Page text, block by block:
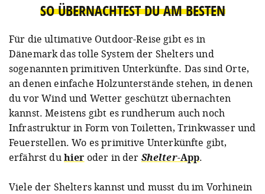
SO ÜBERNACHTEST DU AM BESTEN
Für die ultimative Outdoor-Reise gibt es in
Dänemark das tolle System der Shelters und
sogenannten primitiven Unterkünfte. Das sind Orte,
an denen einfache Holzunterstände stehen, in denen
du vor Wind und Wetter geschützt übernachten
kannst. Meistens gibt es rundherum auch noch
Infrastruktur in Form von Toiletten, Trinkwasser und
Feuerstellen. Wo es primitive Unterkünfte gibt,
erfährst duhier oder in der Shelter-App.
Viele der Shelters kannst und musst du im Vorhinein